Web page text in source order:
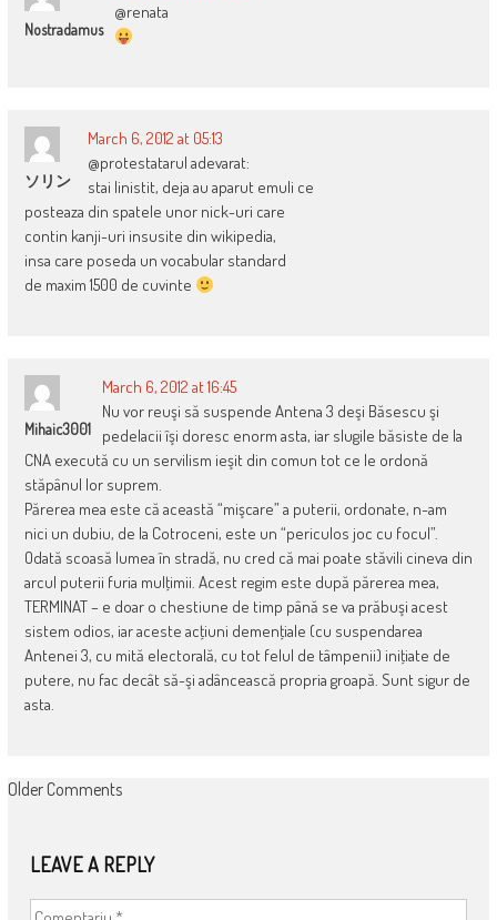
Nostradamus
@renata
ソリン
March 6, 2012 at 05:13
@protestatarul adevarat:
stai linistit, deja au aparut emuli ce
posteaza din spatele unor nick-uri care
contin kanji-uri insusite din wikipedia,
insa care poseda un vocabular standard
de maxim 1500 de cuvinte
Mihaic3001
March 6, 2012 at 16:45
Nu vor reuşi să suspende Antena 3 deşi Băsescu şi
pedelacii îşi doresc enorm asta, iar slugile băsiste de la
CNA execută cu un servilism ieşit din comun tot ce le ordonă
stăpânul lor suprem.
Părerea mea este că această “mişcare” a puterii, ordonate, n-am
nici un dubiu, de la Cotroceni, este un “periculos joc cu focul”.
Odată scoasă lumea în stradă, nu cred că mai poate stăvili cineva din
arcul puterii furia mulţimii. Acest regim este după părerea mea,
TERMINAT – e doar o chestiune de timp până se va prăbuşi acest
sistem odios, iar aceste acţiuni demenţiale (cu suspendarea
Antenei 3, cu mită electorală, cu tot felul de tâmpenii) iniţiate de
putere, nu fac decât să-şi adâncească propria groapă. Sunt sigur de
asta.
COMMENT
Older Comments
LEAVE A REPLY